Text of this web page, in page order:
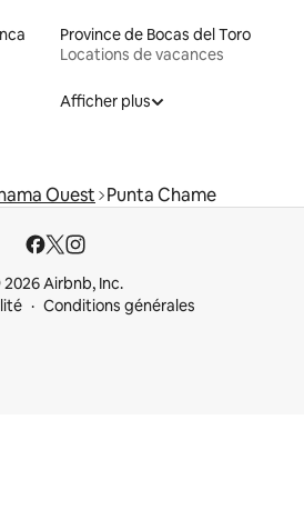
Province de Bocas del Toro
Locations de vacances
Afficher plus
Ouest Punta Chame
Airbnb, Inc.
Conditions générales